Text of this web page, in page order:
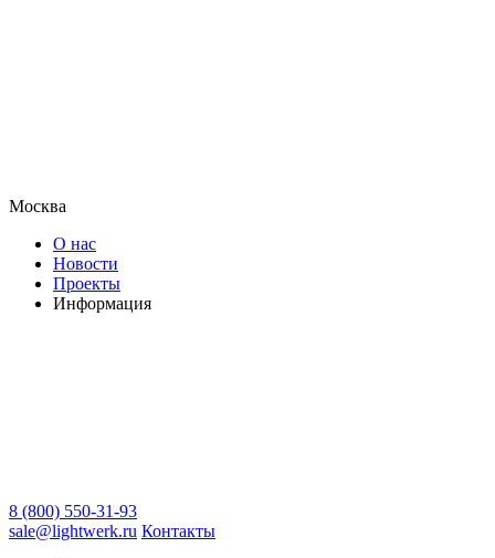
Москва
О нас
Новости
Проекты
Информация
8 (800) 550-31-93
sale@lightwerk.ru Контакты